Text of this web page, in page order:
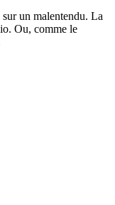
un malentendu. La
Ou, comme le